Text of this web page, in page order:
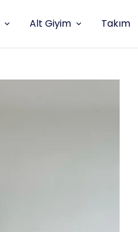
Alt Giyim Takım